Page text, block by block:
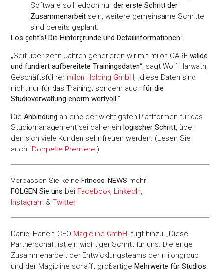
Software soll jedoch nurder erste Schritt der
Zusammenarbeit sein, weitere gemeinsame Schritte
sind bereits geplant.
Los geht's! Die Hintergründe und Detailinformationen:
„Seit über zehn Jahren generieren wir mit milon CAREvalide
und fundiert aufbereitete Trainingsdaten“, sagt Wolf Harwath,
Geschäftsführer milon Holding GmbH, „diese Daten sind
nicht nur für das Training, sondern auchfür die
Studioverwaltung enorm wertvoll.“
DieAnbindung an eine der wichtigsten Plattformen für das
Studiomanagement sei daher ein logischer Schritt, über
den sich viele Kunden sehr freuen werden. (Lesen Sie
auch: 'Doppelte Premiere')
Verpassen Sie keine Fitness-NEWS mehr!
FOLGEN Sie uns bei Facebook, LinkedIn,
Instagram &Twitter
Daniel Hanelt, CEO Magicline GmbH, fügt hinzu: „Diese
Partnerschaft ist ein wichtiger Schritt für uns. Die enge
Zusammenarbeit der Entwicklungsteams der milongroup
und der Magicline schafft großartige Mehrwerte für Studios